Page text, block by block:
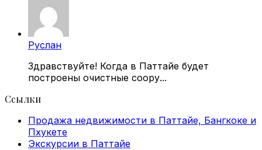
Руслан
Здравствуйте! Когда в Паттайе будет
построены очистные соору...
Ссылки
Продажа недвижимости в Паттайе, Бангкоке и
Пхукете
Экскурсии в Паттайе